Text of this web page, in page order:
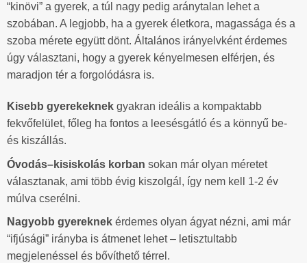
“kinövi” a gyerek, a túl nagy pedig aránytalan lehet a
szobában. A legjobb, ha a gyerek életkora, magassága és a
szoba mérete együtt dönt. Általános irányelvként érdemes
úgy választani, hogy a gyerek kényelmesen elférjen, és
maradjon tér a forgolódásra is.
Kisebb gyerekeknek gyakran ideális a kompaktabb
fekvőfelület, főleg ha fontos a leesésgátló és a könnyű be-
és kiszállás.
Óvodás–kisiskolás korban sokan már olyan méretet
választanak, ami több évig kiszolgál, így nem kell 1-2 év
múlva cserélni.
Nagyobb gyereknek érdemes olyan ágyat nézni, ami már
“ifjúsági” irányba is átmenet lehet – letisztultabb
megjelenéssel és bővíthető térrel.